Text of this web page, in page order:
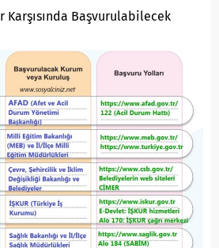
Başvurulabilecek